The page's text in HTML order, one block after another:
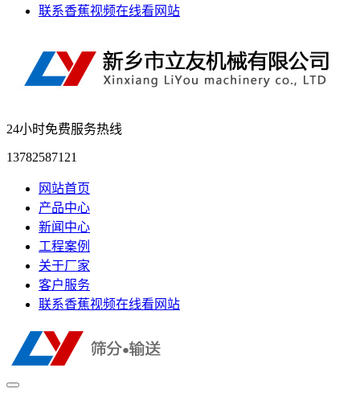
联系香蕉视频在线看网站
24小时免费服务热线
13782587121
网站首页
产品中心
新闻中心
工程案例
关于厂家
客户服务
联系香蕉视频在线看网站